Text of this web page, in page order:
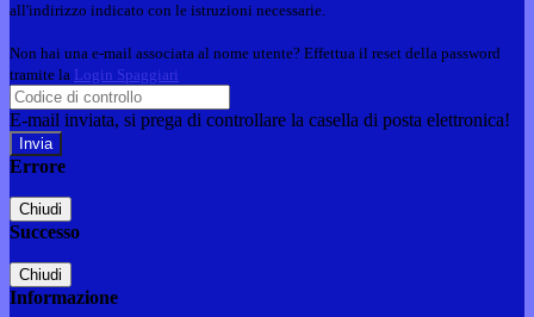
all'indirizzo indicato con le istruzioni necessarie.
Non hai una e-mail associata al nome utente? Effettua il reset della password
tramite la Login Spaggiari
E-mail inviata, si prega di controllare la casella di posta elettronica!
Errore
Chiudi
Successo
Chiudi
Informazione